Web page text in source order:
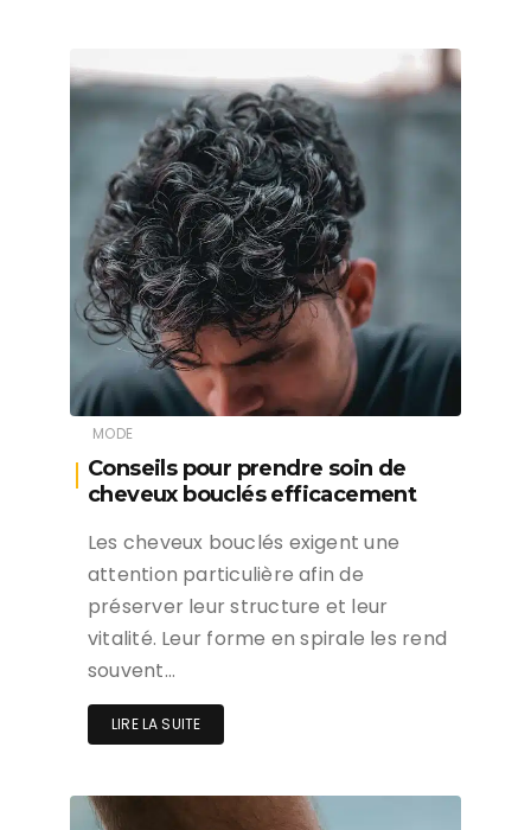
MODE
Conseils pour prendre soin de
cheveux bouclés efficacement
Les cheveux bouclés exigent une
attention particulière afin de
préserver leur structure et leur
vitalité. Leur forme en spirale les rend
souvent…
LIRE LA SUITE